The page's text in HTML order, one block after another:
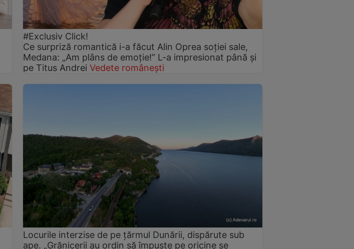
#Exclusiv Click!
Ce surpriză romantică i-a făcut Alin Oprea soției sale,
Medana: „Am plâns de emoție!” L-a impresionat până și
pe Titus Andrei Vedete românești
Locurile interzise de pe țărmul Dunării, dispărute sub
ape. „Grănicerii au ordin să împuște pe oricine se